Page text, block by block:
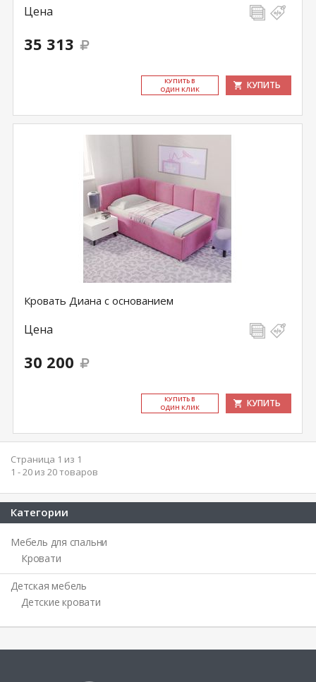
Цена
35 313
КУ­ПИТЬ В
ОДИН КЛИК
КУПИТЬ
Кровать Диана c основанием
Цена
30 200
КУ­ПИТЬ В
ОДИН КЛИК
КУПИТЬ
Страница 1 из 1
1 - 20 из 20 товаров
Категории
Мебель для спальни
Кровати
Детская мебель
Детские кровати